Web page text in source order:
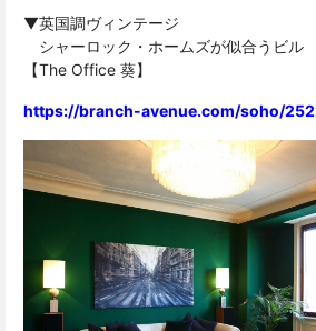
▼英国調ヴィンテージ
シャーロック・ホームズが似合うビル
【The Office 葵】
https://branch-avenue.com/soho/